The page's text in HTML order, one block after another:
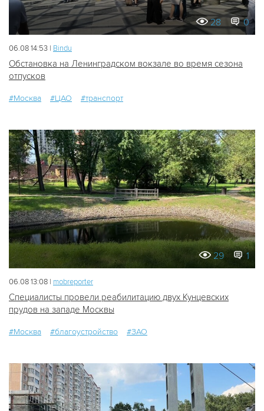
28 0
06.08 14:53 | Bindu
Обстановка на Ленинградском вокзале во время сезона
отпусков
#Москва #ЦАО #транспорт
29 1
06.08 13:08 | mobreporter
Специалисты провели реабилитацию двух Кунцевских
прудов на западе Москвы
#Москва #благоустройство #ЗАО